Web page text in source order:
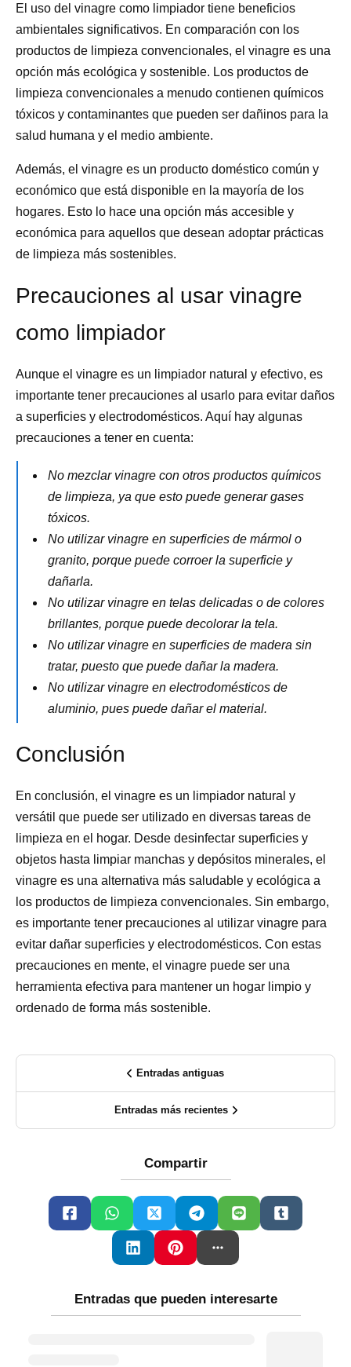
El uso del vinagre como limpiador tiene beneficios
ambientales significativos. En comparación con los
productos de limpieza convencionales, el vinagre es una
opción más ecológica y sostenible. Los productos de
limpieza convencionales a menudo contienen químicos
tóxicos y contaminantes que pueden ser dañinos para la
salud humana y el medio ambiente.
Además, el vinagre es un producto doméstico común y
económico que está disponible en la mayoría de los
hogares. Esto lo hace una opción más accesible y
económica para aquellos que desean adoptar prácticas
de limpieza más sostenibles.
Precauciones al usar vinagre
como limpiador
Aunque el vinagre es un limpiador natural y efectivo, es
importante tener precauciones al usarlo para evitar daños
a superficies y electrodomésticos. Aquí hay algunas
precauciones a tener en cuenta:
No mezclar vinagre con otros productos químicos
de limpieza, ya que esto puede generar gases
tóxicos.
No utilizar vinagre en superficies de mármol o
granito, porque puede corroer la superficie y
dañarla.
No utilizar vinagre en telas delicadas o de colores
brillantes, porque puede decolorar la tela.
No utilizar vinagre en superficies de madera sin
tratar, puesto que puede dañar la madera.
No utilizar vinagre en electrodomésticos de
aluminio, pues puede dañar el material.
Conclusión
En conclusión, el vinagre es un limpiador natural y
versátil que puede ser utilizado en diversas tareas de
limpieza en el hogar. Desde desinfectar superficies y
objetos hasta limpiar manchas y depósitos minerales, el
vinagre es una alternativa más saludable y ecológica a
los productos de limpieza convencionales. Sin embargo,
es importante tener precauciones al utilizar vinagre para
evitar dañar superficies y electrodomésticos. Con estas
precauciones en mente, el vinagre puede ser una
herramienta efectiva para mantener un hogar limpio y
ordenado de forma más sostenible.
Entradas antiguas
Entradas más recientes
Compartir
Entradas que pueden interesarte